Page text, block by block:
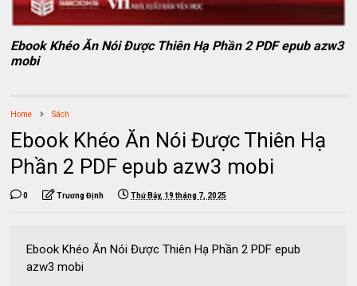
Ebook Khéo Ăn Nói Được Thiên Hạ Phần 2 PDF epub azw3
mobi
Home Sách
Ebook Khéo Ăn Nói Được Thiên Hạ
Phần 2 PDF epub azw3 mobi
0 Trương Định Thứ Bảy, 19 tháng 7, 2025
Ebook Khéo Ăn Nói Được Thiên Hạ Phần 2 PDF epub
azw3 mobi